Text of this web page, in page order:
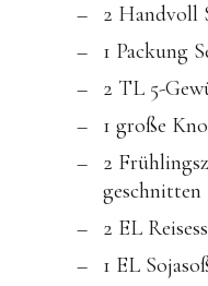
2 Handvoll
1 Packung
2 TL 5-
1 große
2
geschnitten
2 EL
1 EL